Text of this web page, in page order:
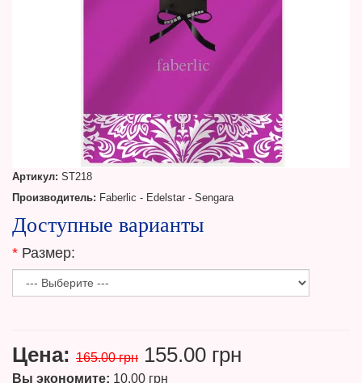
Артикул: ST218
Производитель: Faberlic - Edelstar - Sengara
Доступные варианты
* Размер:
Цена: 165.00 грн 155.00 грн
Вы экономите: 10.00 грн